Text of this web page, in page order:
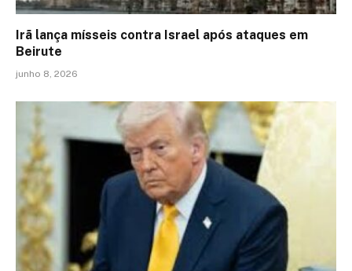
Irã lança mísseis contra Israel após ataques em
Beirute
junho 8, 2026